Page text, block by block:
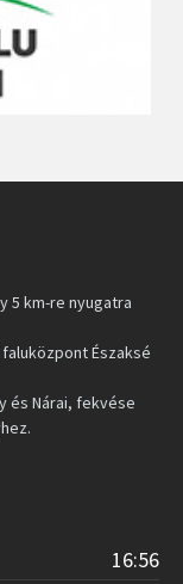
5 km-re nyugatra
Északsé
és Nárai, fekvése
16:56